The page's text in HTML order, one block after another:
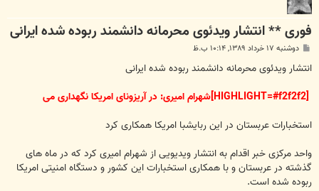
فوری ** انتشار ویدئوی محرمانه دانشمند ربوده شده ایرانی
پ
ت
دوشنبه ۱۷ خرداد ۱۳۸۹, ۱۰:۱۴ ب.ظ
انتشار ویدئوی محرمانه دانشمند ربوده شده ایرانی
استخبارات عربستان در این ربایش‎با امریکا همکاری کرد
واحد مرکزی خبر اقدام به انتشار ویدیویی از شهرام امیری کرد که در ماه های
گذشته در عربستان و با همکاری استخبارات این کشور و دستگاه امنیتی امریکا
ربوده شده است.